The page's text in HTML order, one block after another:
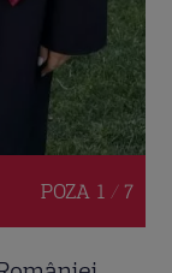
POZA 1 / 7